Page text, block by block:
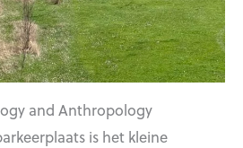
and Anthropology
is het kleine